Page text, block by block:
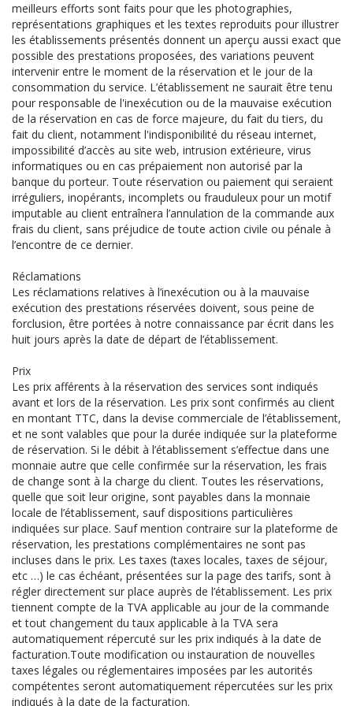
meilleurs efforts sont faits pour que les photographies,
représentations graphiques et les textes reproduits pour illustrer
les établissements présentés donnent un aperçu aussi exact que
possible des prestations proposées, des variations peuvent
intervenir entre le moment de la réservation et le jour de la
consommation du service. L’établissement ne saurait être tenu
pour responsable de l'inexécution ou de la mauvaise exécution
de la réservation en cas de force majeure, du fait du tiers, du
fait du client, notamment l'indisponibilité du réseau internet,
impossibilité d’accès au site web, intrusion extérieure, virus
informatiques ou en cas prépaiement non autorisé par la
banque du porteur. Toute réservation ou paiement qui seraient
irréguliers, inopérants, incomplets ou frauduleux pour un motif
imputable au client entraînera l’annulation de la commande aux
frais du client, sans préjudice de toute action civile ou pénale à
l’encontre de ce dernier.
Réclamations
Les réclamations relatives à l’inexécution ou à la mauvaise
exécution des prestations réservées doivent, sous peine de
forclusion, être portées à notre connaissance par écrit dans les
huit jours après la date de départ de l’établissement.
Prix
Les prix afférents à la réservation des services sont indiqués
avant et lors de la réservation. Les prix sont confirmés au client
en montant TTC, dans la devise commerciale de l’établissement,
et ne sont valables que pour la durée indiquée sur la plateforme
de réservation. Si le débit à l’établissement s’effectue dans une
monnaie autre que celle confirmée sur la réservation, les frais
de change sont à la charge du client. Toutes les réservations,
quelle que soit leur origine, sont payables dans la monnaie
locale de l’établissement, sauf dispositions particulières
indiquées sur place. Sauf mention contraire sur la plateforme de
réservation, les prestations complémentaires ne sont pas
incluses dans le prix. Les taxes (taxes locales, taxes de séjour,
etc …) le cas échéant, présentées sur la page des tarifs, sont à
régler directement sur place auprès de l’établissement. Les prix
tiennent compte de la TVA applicable au jour de la commande
et tout changement du taux applicable à la TVA sera
automatiquement répercuté sur les prix indiqués à la date de
facturation.Toute modification ou instauration de nouvelles
taxes légales ou réglementaires imposées par les autorités
compétentes seront automatiquement répercutées sur les prix
indiqués à la date de la facturation.